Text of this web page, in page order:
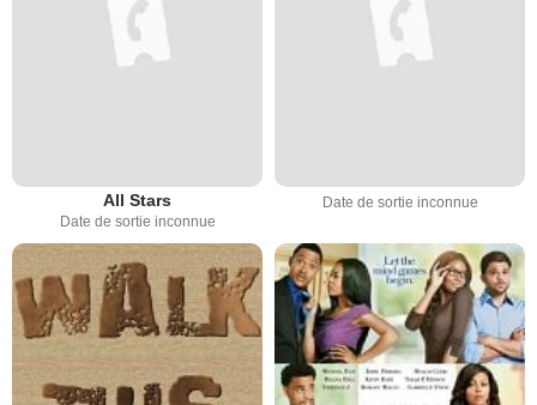
All Stars
Date de sortie inconnue
Date de sortie inconnue